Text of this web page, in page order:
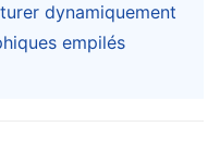
dynamiquement
empilés